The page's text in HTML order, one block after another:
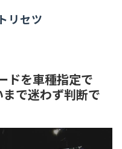
リセツ
ドを車種指定で
で迷わず判断で